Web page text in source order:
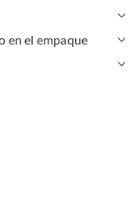
en el empaque